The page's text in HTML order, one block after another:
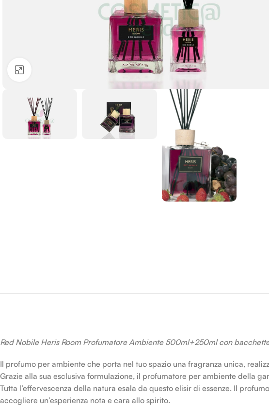
Red Nobile Heris Room Profumatore Ambiente 500ml+250ml con
Il profumo per ambiente che porta nel tuo spazio una fragranza unica,
Grazie alla sua esclusiva formulazione, il profumatore per ambiente della
Tutta l’effervescenza della natura esala da questo elisir di essenze. Il
accogliere un’esperienza nota e cara allo spirito.